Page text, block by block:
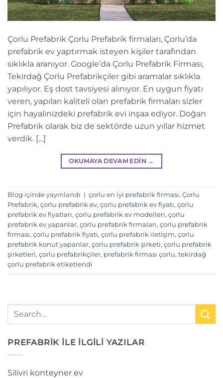
Çorlu Prefabrik Çorlu Prefabrik firmaları, Çorlu’da
prefabrik ev yaptırmak isteyen kişiler tarafından
sıklıkla aranıyor. Google’da Çorlu Prefabrik Firması,
Tekirdağ Çorlu Prefabrikçiler gibi aramalar sıklıkla
yapılıyor. Eş dost tavsiyesi alınıyor. En uygun fiyatı
veren, yapıları kaliteli olan prefabrik firmaları sizler
için hayalinizdeki prefabrik evi inşaa ediyor. Doğan
Prefabrik olarak biz de sektörde uzun yıllar hizmet
verdik. […]
OKUMAYA DEVAM EDIN →
Blog içinde yayınlandı | çorlu en iyi prefabrik firması, Çorlu
Prefabrik, çorlu prefabrik ev, çorlu prefabrik ev fiyatı, çorlu
prefabrik ev fiyatları, çorlu prefabrik ev modelleri, çorlu
prefabrik ev yapanlar, çorlu prefabrik firmaları, çorlu prefabrik
firması, çorlu prefabrik fiyatı, çorlu prefabrik iletişim, çorlu
prefabrik konut yapanlar, çorlu prefabrik şirketi, çorlu prefabrik
şirketleri, çorlu prefabrikçiler, prefabrik firması çorlu, tekirdağ
çorlu prefabrik etiketlendi
PREFABRİK İLE İLGİLİ YAZILAR
Silivri konteyner ev